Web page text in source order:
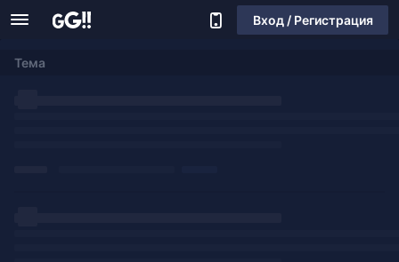
Вход / Регистрация
Тема